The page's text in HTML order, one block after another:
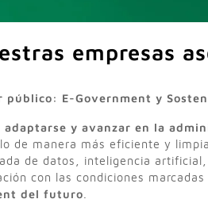
empresas
E-Government y
adaptarse y avanzar en la
de manera más eficiente y
de datos, inteligencia
con las condiciones
del futuro